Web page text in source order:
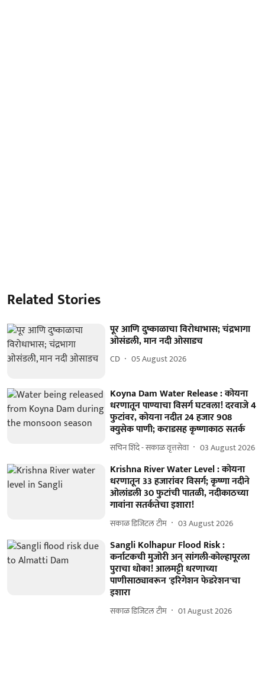
Related Stories
पूर आणि दुष्काळाचा विरोधाभास; चंद्रभागा
ओसंडली, मान नदी ओसाडच
CD 05 August 2026
Koyna Dam Water Release : कोयना
धरणातून पाण्याचा विसर्ग घटवला! दरवाजे 4
फुटांवर, कोयना नदीत 24 हजार 908
क्युसेक पाणी; कराडसह कृष्णाकाठ सतर्क
सचिन शिंदे - सकाळ वृत्तसेवा 03 August 2026
Krishna River Water Level : कोयना
धरणातून 33 हजारांवर विसर्ग; कृष्णा नदीने
ओलांडली 30 फुटांची पातळी, नदीकाठच्या
गावांना सतर्कतेचा इशारा!
सकाळ डिजिटल टीम 03 August 2026
Sangli Kolhapur Flood Risk :
कर्नाटकची मुजोरी अन् सांगली-कोल्हापूरला
पुराचा धोका! आलमट्टी धरणाच्या
पाणीसाठ्यावरून 'इरिगेशन फेडरेशन'चा
इशारा
सकाळ डिजिटल टीम 01 August 2026